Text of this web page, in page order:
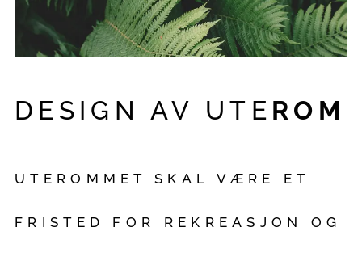
DESIGN AV UTE ROM
UTEROMMET SKAL VÆRE ET
FRISTED FOR REKREASJON OG